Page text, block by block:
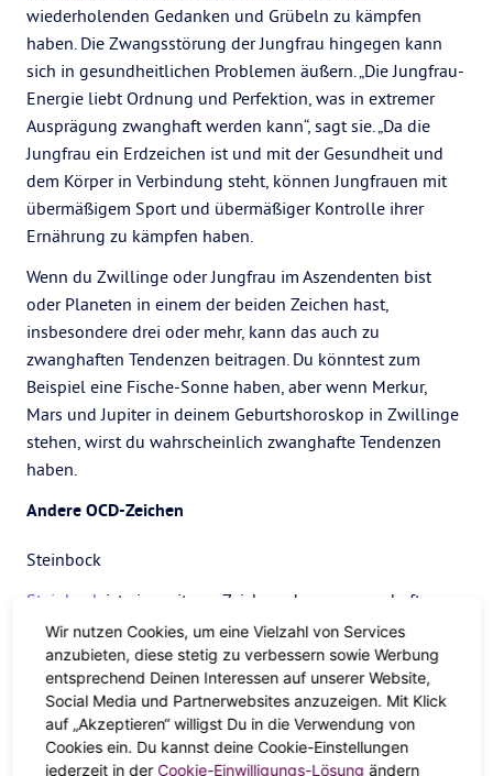
wiederholenden Gedanken und Grübeln zu kämpfen
haben. Die Zwangsstörung der Jungfrau hingegen kann
sich in gesundheitlichen Problemen äußern. „Die Jungfrau-
Energie liebt Ordnung und Perfektion, was in extremer
Ausprägung zwanghaft werden kann“, sagt sie. „Da die
Jungfrau ein Erdzeichen ist und mit der Gesundheit und
dem Körper in Verbindung steht, können Jungfrauen mit
übermäßigem Sport und übermäßiger Kontrolle ihrer
Ernährung zu kämpfen haben.
Wenn du Zwillinge oder Jungfrau im Aszendenten bist
oder Planeten in einem der beiden Zeichen hast,
insbesondere drei oder mehr, kann das auch zu
zwanghaften Tendenzen beitragen. Du könntest zum
Beispiel eine Fische-Sonne haben, aber wenn Merkur,
Mars und Jupiter in deinem Geburtshoroskop in Zwillinge
stehen, wirst du wahrscheinlich zwanghafte Tendenzen
haben.
Andere OCD-Zeichen
Steinbock
Steinbock ist ein weiteres Zeichen, das zu zwanghaftem
Verhalten neigen kann, sagt Donelson.
„Steinbock wird von Saturn
regiert, der für harte Arbeit und
den Ruf zuständig ist“, sagt sie. „Die Steinbock-Energie
kann dazu führen, dass du von der Arbeit, dem Erfolg und
deinen Leistungen besessen bist. Wenn diese Energie
Wir nutzen Cookies, um eine Vielzahl von Services
anzubieten, diese stetig zu verbessern sowie Werbung
entsprechend Deinen Interessen auf unserer Website,
Social Media und Partnerwebsites anzuzeigen. Mit Klick
auf „Akzeptieren“ willigst Du in die Verwendung von
Cookies ein. Du kannst deine Cookie-Einstellungen
jederzeit in der Cookie-Einwilligungs-Lösung ändern